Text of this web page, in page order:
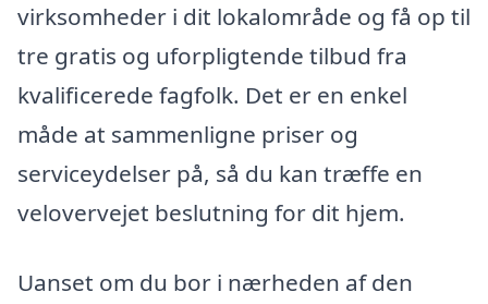
virksomheder i dit lokalområde og få op til
tre gratis og uforpligtende tilbud fra
kvalificerede fagfolk. Det er en enkel
måde at sammenligne priser og
serviceydelser på, så du kan træffe en
velovervejet beslutning for dit hjem.
Uanset om du bor i nærheden af den